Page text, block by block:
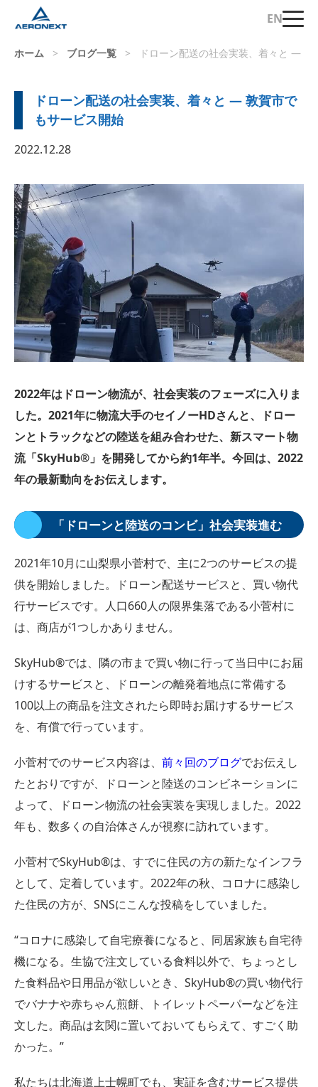
EN
ホーム > ブログ一覧 > ドローン配送の社会実装、着々と — 敦
ドローン配送の社会実装、着々と — 敦賀市で
もサービス開始
2022.12.28
2022年はドローン物流が、社会実装のフェーズに入りま
した。2021年に物流大手のセイノーHDさんと、ドロー
ンとトラックなどの陸送を組み合わせた、新スマート物
流「SkyHub®︎」を開発してから約1年半。今回は、2022
年の最新動向をお伝えします。
「ドローンと陸送のコンビ」社会実装進む
2021年10月に山梨県小菅村で、主に2つのサービスの提
供を開始しました。ドローン配送サービスと、買い物代
行サービスです。人口660人の限界集落である小菅村に
は、商店が1つしかありません。
SkyHub®︎では、隣の市まで買い物に行って当日中にお届
けするサービスと、ドローンの離発着地点に常備する
100以上の商品を注文されたら即時お届けするサービス
を、有償で行っています。
小菅村でのサービス内容は、 前々回のブログでお伝えし
たとおりですが、ドローンと陸送のコンビネーションに
よって、ドローン物流の社会実装を実現しました。2022
年も、数多くの自治体さんが視察に訪れています。
小菅村でSkyHub®︎は、すでに住民の方の新たなインフラ
として、定着しています。2022年の秋、コロナに感染し
た住民の方が、SNSにこんな投稿をしていました。
“コロナに感染して自宅療養になると、同居家族も自宅待
機になる。生協で注文している食料以外で、ちょっとし
た食料品や日用品が欲しいとき、SkyHub®︎の買い物代行
でバナナや赤ちゃん煎餅、トイレットペーパーなどを注
文した。商品は玄関に置いておいてもらえて、すごく助
かった。”
私たちは北海道上士幌町でも、実証を含むサービス提供